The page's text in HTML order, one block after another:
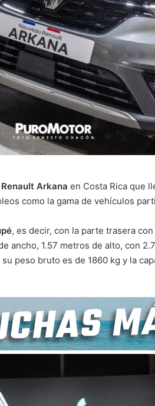
Renault Arkana en Costa Rica que
como la gama de vehículos
, es decir, con la parte trasera
ancho, 1.57 metros de alto, con
su peso bruto es de 1860 kg y la